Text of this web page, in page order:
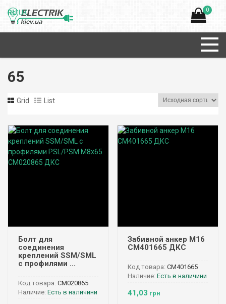
0
65
Grid List
Болт для
соединения
креплений SSM/SML
с профилями ...
Код товара: CM020865
Наличие: Есть в наличини
Забивной анкер М16
CM401665 ДКС
Код товара: CM401665
Наличие: Есть в наличини
41,03 грн
RUUK